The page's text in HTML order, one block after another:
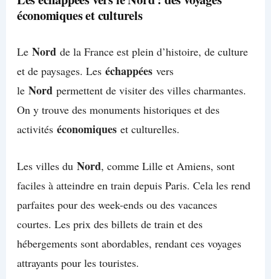
économiques et culturels
Le Nordde la France est plein d’histoire, de culture
et de paysages. Les échappéesvers
le Nordpermettent de visiter des villes charmantes.
On y trouve des monuments historiques et des
activités économiqueset culturelles.
Les villes du Nord, comme Lille et Amiens, sont
faciles à atteindre en train depuis Paris. Cela les rend
parfaites pour des week-ends ou des vacances
courtes. Les prix des billets de train et des
hébergements sont abordables, rendant ces voyages
attrayants pour les touristes.